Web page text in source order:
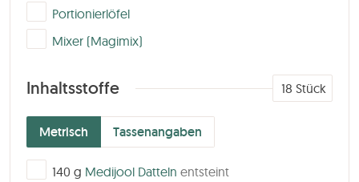
▢
Portionierlöfel
▢Mixer (Magimix)
Inhaltsstoffe
Metrisch Tassenangaben
18 Stück
▢
140 g Medijool Datteln entsteint